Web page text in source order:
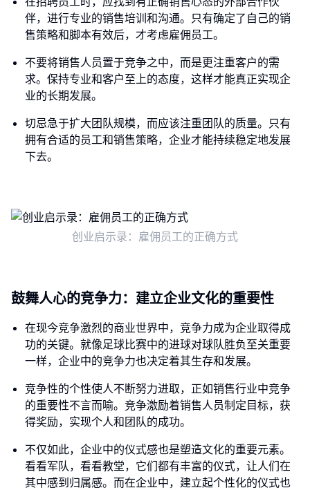
伴，进行专业的销售培训和沟通。只有确定了自己的销
售策略和脚本有效后，才考虑雇佣员工。
不要将销售人员置于竞争之中，而是更注重客户的需
求。保持专业和客户至上的态度，这样才能真正实现企
业的长期发展。
切忌急于扩大团队规模，而应该注重团队的质量。只有
拥有合适的员工和销售策略，企业才能持续稳定地发展
下去。
创业启示录：雇佣员工的正确方式
鼓舞人心的竞争力：建立企业文化的重要性
在现今竞争激烈的商业世界中，竞争力成为企业取得成
功的关键。就像足球比赛中的进球对球队胜负至关重要
一样，企业中的竞争力也决定着其生存和发展。
竞争性的个性使人不断努力进取，正如销售行业中竞争
的重要性不言而喻。竞争激励着销售人员制定目标，获
得奖励，实现个人和团队的成功。
不仅如此，企业中的仪式感也是塑造文化的重要元素。
看看军队，看看教堂，它们都有丰富的仪式，让人们在
其中感到归属感。而在企业中，建立起个性化的仪式也